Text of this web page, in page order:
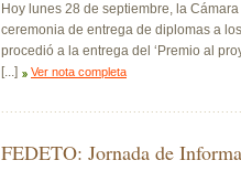
Hoy lunes 28 de septiembre, la
ceremonia de entrega de diplomas a
procedió a la entrega del ‘Premio al
[...]
Ver nota completa
FEDETO: Jornada de